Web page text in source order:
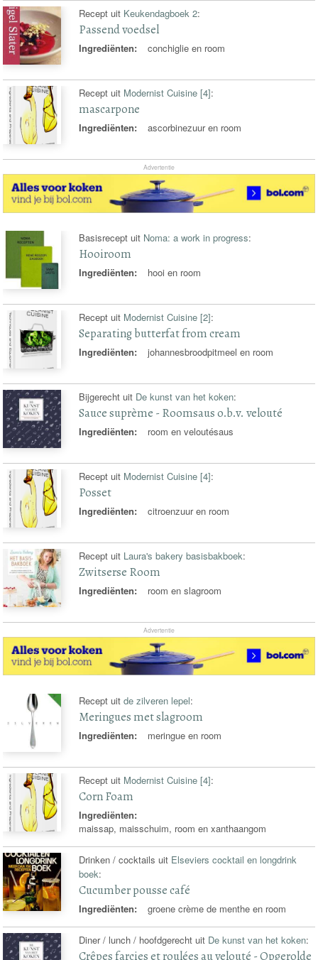
Recept uit Keukendagboek 2:
Passend voedsel
Ingrediënten: conchiglie en room
Recept uit Modernist Cuisine [4]:
mascarpone
Ingrediënten: ascorbinezuur en room
Advertentie
Basisrecept uit Noma: a work in progress:
Hooiroom
Ingrediënten: hooi en room
Recept uit Modernist Cuisine [2]:
Separating butterfat from cream
Ingrediënten: johannesbroodpitmeel en room
Bijgerecht uit De kunst van het koken:
Sauce suprème - Roomsaus o.b.v. velouté
Ingrediënten: room en veloutésaus
Recept uit Modernist Cuisine [4]:
Posset
Ingrediënten: citroenzuur en room
Recept uit Laura's bakery basisbakboek:
Zwitserse Room
Ingrediënten: room en slagroom
Advertentie
Recept uitde zilveren lepel:
Meringues met slagroom
Ingrediënten: meringue en room
Recept uit Modernist Cuisine [4]:
Corn Foam
Ingrediënten:
maissap, maisschuim, room en xanthaangom
Drinken / cocktails uit Elseviers cocktail en longdrink
boek:
Cucumber pousse café
Ingrediënten: groene crème de menthe en room
Diner / lunch / hoofdgerecht uit De kunst van het koken:
Crêpes farcies et roulées au velouté - Opgerolde